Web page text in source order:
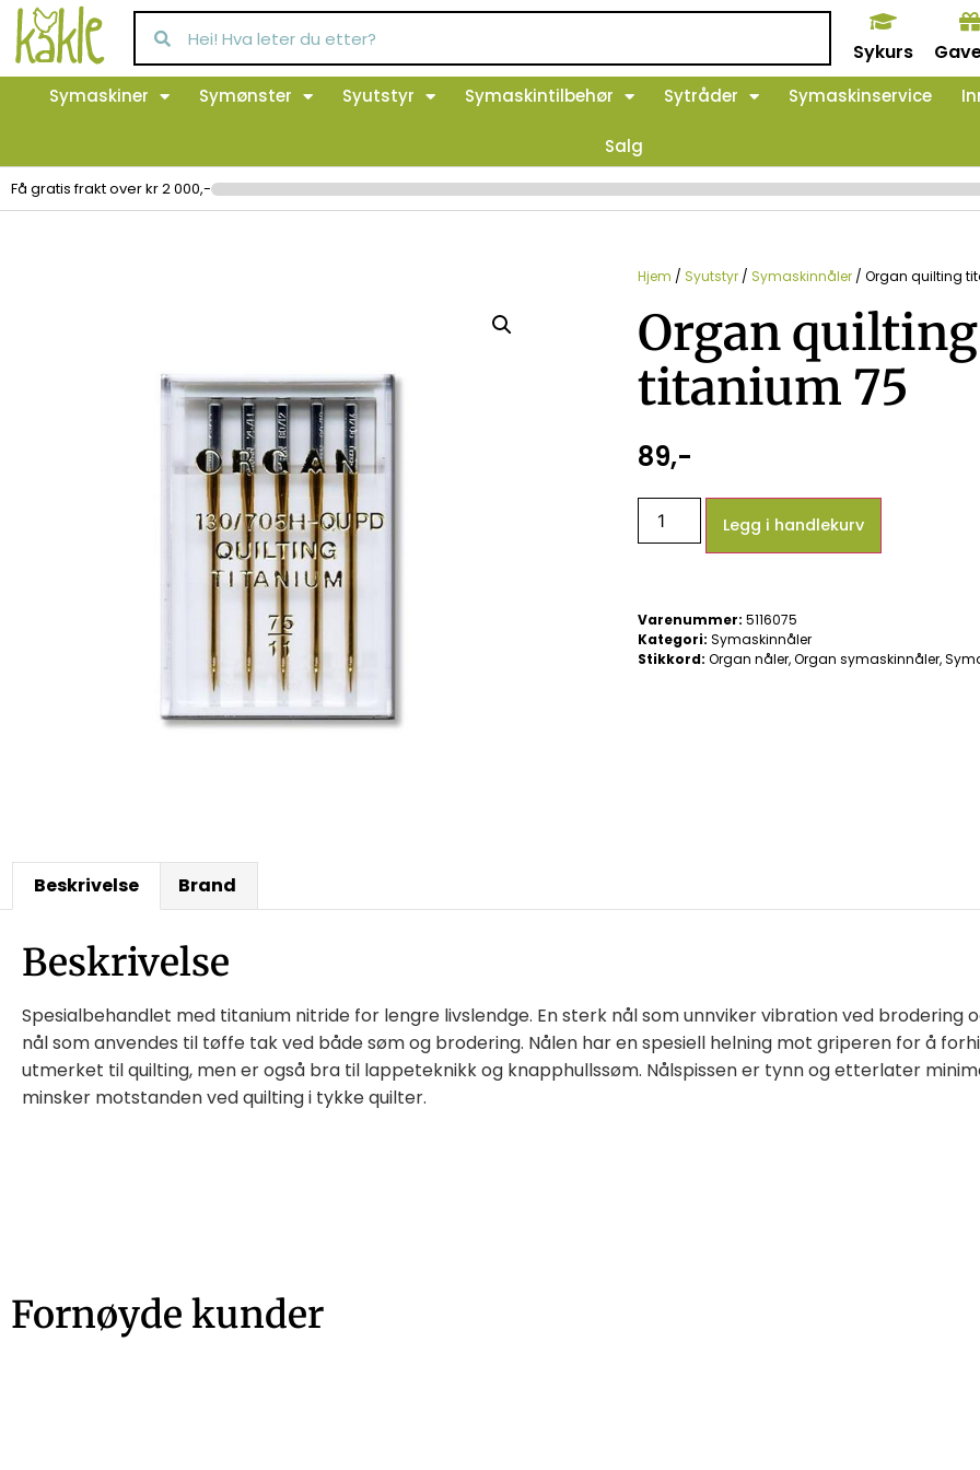
Sykurs
Symaskiner Symønster Syutstyr Symaskintilbehør Sytråder Symaskinservice
Salg
Få gratis frakt over kr 2 000,-
Hjem / Syutstyr / Symaskinnåler / Organ quilting
Organ quilting
titanium 75
89,-
Legg i handlekurv
Varenummer: 5116075
Kategori: Symaskinnåler
Stikkord: Organ nåler,Organ symaskinnåler,
Beskrivelse Brand
Beskrivelse
Spesialbehandlet med titanium nitride for lengre livslendge. En sterk nål som unnviker vibration ved brodering
nål som anvendes til tøffe tak ved både søm og brodering. Nålen har en spesiell helning mot griperen for å
utmerket til quilting, men er også bra til lappeteknikk og knapphullssøm. Nålspissen er tynn og etterlater
minsker motstanden ved quilting i tykke quilter.
Fornøyde kunder